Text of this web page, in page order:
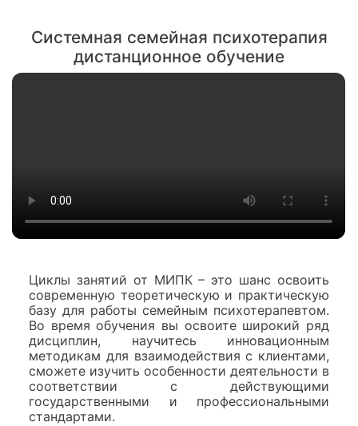
Системная семейная психотерапия
дистанционное обучение
Циклы занятий от МИПК – это шанс освоить
современную теоретическую и практическую
базу для работы семейным психотерапевтом.
Во время обучения вы освоите широкий ряд
дисциплин, научитесь инновационным
методикам для взаимодействия с клиентами,
сможете изучить особенности деятельности в
соответствии с действующими
государственными и профессиональными
стандартами.